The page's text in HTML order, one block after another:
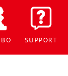
SUPPORT